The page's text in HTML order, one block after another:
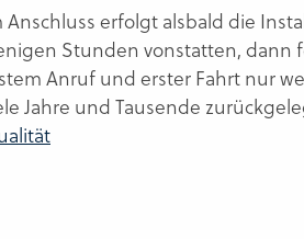
Anschluss erfolgt alsbald die
Stunden vonstatten, dann
Anruf und erster Fahrt nur
Jahre und Tausende